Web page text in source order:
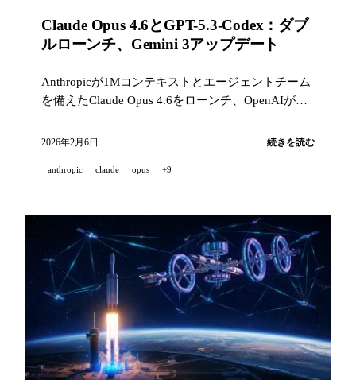
Claude Opus 4.6とGPT-5.3-Codex：ダブ
ルローンチ、Gemini 3アップデート
Anthropicが1Mコンテキストとエージェントチーム
を備えたClaude Opus 4.6をローンチ、OpenAIが
ス、Googleがスーパーボウルに向けてGemini 3をア
2026年2月6日 続きを読む
anthropic claude opus +9